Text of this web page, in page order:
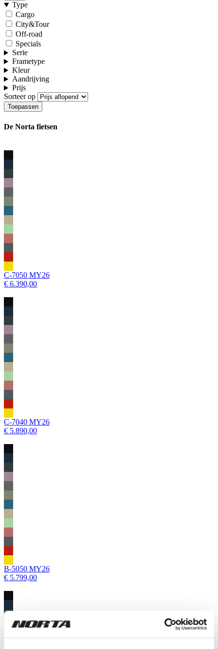
Type
Cargo
City&Tour
Off-road
Specials
Serie
Frametype
Kleur
Aandrijving
Prijs
Sorteer op
De Norta fietsen
C-7050 MY26
€ 6.390,00
C-7040 MY26
€ 5.890,00
B-5050 MY26
€ 5.799,00